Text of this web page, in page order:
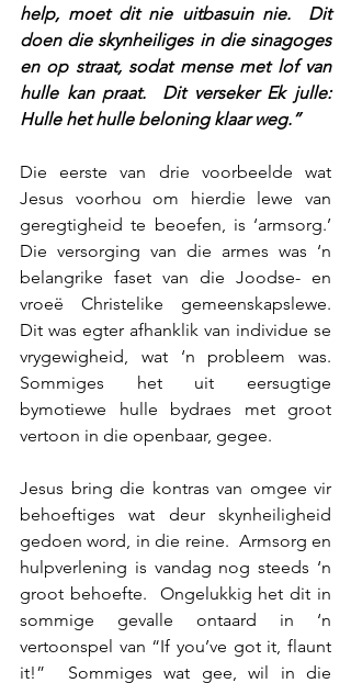
help, moet dit nie uitbasuin nie.  Dit
doen die skynheiliges in die sinagoges
en op straat, sodat mense met lof van
hulle kan praat.  Dit verseker Ek julle:
Hulle het hulle beloning klaar weg.”
Die eerste van drie voorbeelde wat
Jesus voorhou om hierdie lewe van
geregtigheid te beoefen, is ‘armsorg.’
Die versorging van die armes was ‘n
belangrike faset van die Joodse- en
vroeë Christelike gemeenskapslewe.
Dit was egter afhanklik van individue se
vrygewigheid, wat ‘n probleem was.
Sommiges het uit eersugtige
bymotiewe hulle bydraes met groot
vertoon in die openbaar, gegee.
Jesus bring die kontras van omgee vir
behoeftiges wat deur skynheiligheid
gedoen word, in die reine.  Armsorg en
hulpverlening is vandag nog steeds ‘n
groot behoefte.  Ongelukkig het dit in
sommige gevalle ontaard in ‘n
vertoonspel van “If you’ve got it, flaunt
it!”  Sommiges wat gee, wil in die